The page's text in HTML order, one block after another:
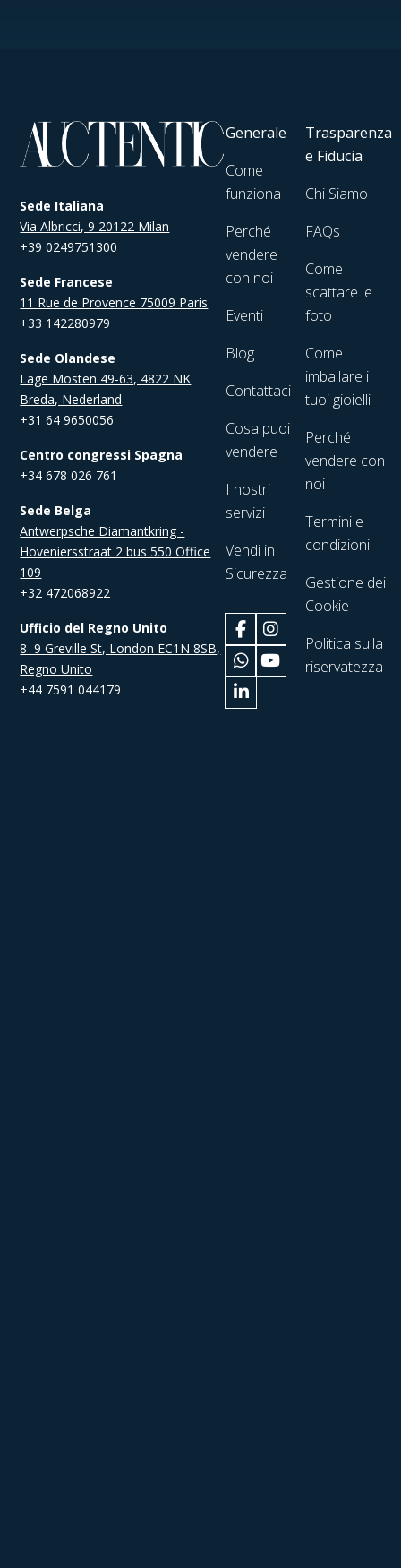
Sede Italiana
Via Albricci, 9 20122 Milan
+39 0249751300
Sede Francese
11 Rue de Provence 75009 Paris
+33 142280979
Sede Olandese
Lage Mosten 49-63, 4822 NK
Breda, Nederland
+31 64 9650056
Centro congressi Spagna
+34 678 026 761
Sede Belga
Antwerpsche Diamantkring -
Hoveniersstraat 2 bus 550 Office
109
+32 472068922
Ufficio del Regno Unito
8–9 Greville St, London EC1N 8SB,
Regno Unito
+44 7591 044179
Generale
Come
funziona
Perché
vendere
con noi
Eventi
Blog
Contattaci
Cosa puoi
vendere
I nostri
servizi
Vendi in
Sicurezza
Trasparenza
e Fiducia
Chi Siamo
FAQs
Come
scattare le
foto
Come
imballare i
tuoi gioielli
Perché
vendere con
noi
Termini e
condizioni
Gestione dei
Cookie
Politica sulla
riservatezza